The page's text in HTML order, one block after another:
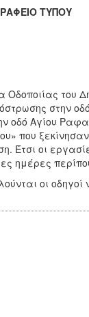
ΤΥΠΟΥ
Οδοποιίας του
στην
οδό Αγίου
που
Έτσι οι
ημέρες
οι οδηγοί